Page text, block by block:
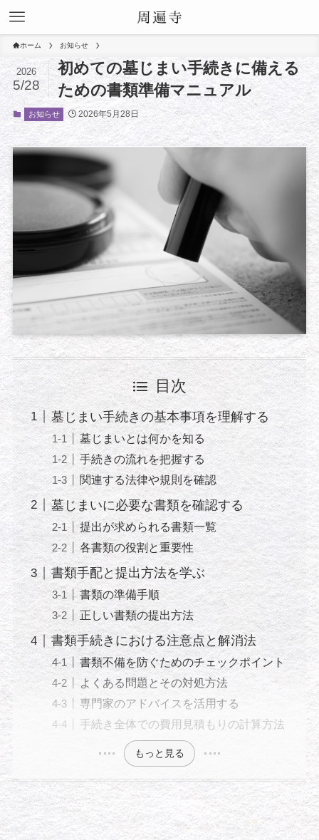
ホーム お知らせ
初めての墓じまい手続きに備える
ための書類準備マニュアル
2026
5/28
お知らせ 2026年5月28日
目次
墓じまい手続きの基本事項を理解する
墓じまいとは何かを知る
手続きの流れを把握する
関連する法律や規則を確認
墓じまいに必要な書類を確認する
提出が求められる書類一覧
各書類の役割と重要性
書類手配と提出方法を学ぶ
書類の準備手順
正しい書類の提出方法
書類手続きにおける注意点と解消法
書類不備を防ぐためのチェックポイント
よくある問題とその対処方法
専門家のアドバイスを活用する
手続き全体での費用見積もりの計算方法
もっと見る